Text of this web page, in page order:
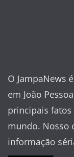
O JampaNews
em João
principais fatos
mundo. Nosso
informação